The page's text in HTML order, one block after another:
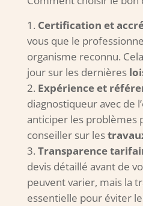
Certification et
vous que le
organisme reconnu.
jour sur les dernières
Expérience et
diagnostiqueur avec de
anticiper les problèmes
conseiller sur les
Transparence
devis détaillé avant de
peuvent varier, mais la
essentielle pour éviter